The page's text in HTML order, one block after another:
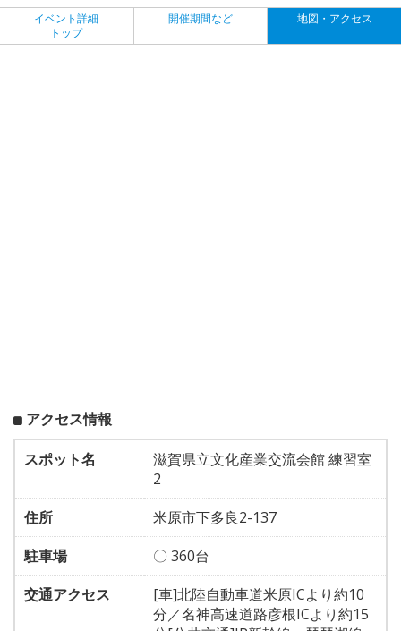
イベント詳細
トップ
開催期間など 地図・アクセス
アクセス情報
スポット名
滋賀県立文化産業交流会館 練習室
2
住所
米原市下多良2-137
駐車場
〇 360台
交通アクセス
[車]北陸自動車道米原ICより約10
分／名神高速道路彦根ICより約15